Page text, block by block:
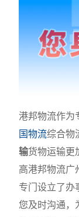
港邦物流作为
国物流综合物
输货物运输更
高港邦物流广
专门设立了办
您及时沟通，